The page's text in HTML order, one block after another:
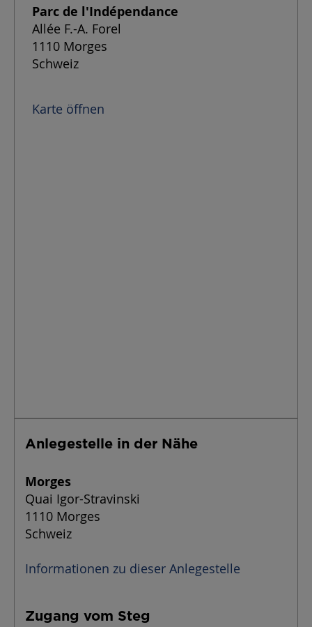
Parc de l'Indépendance
Allée F.-A. Forel
1110 Morges
Schweiz
Karte öffnen
Anlegestelle in der Nähe
Morges
Quai Igor-Stravinski
1110 Morges
Schweiz
Informationen zu dieser Anlegestelle
Zugang vom Steg